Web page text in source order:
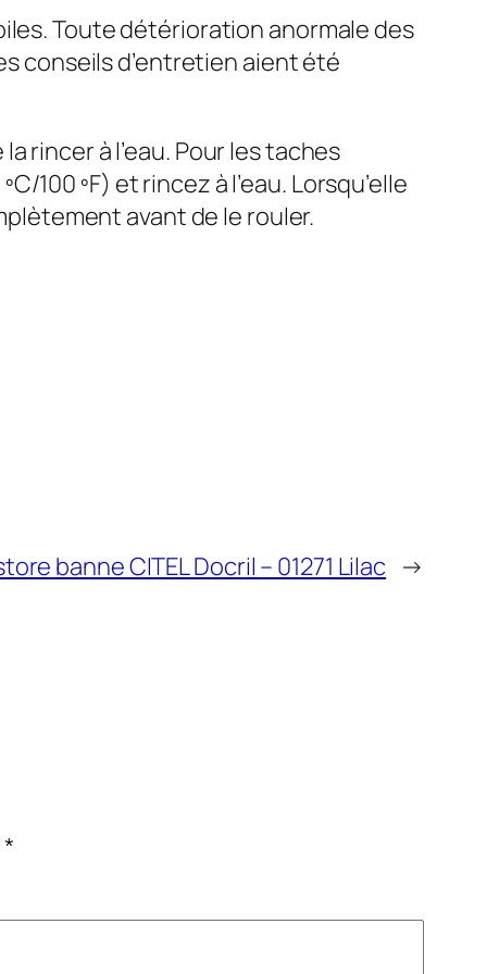
Toute détérioration anormale des
conseils d’entretien aient été
rincer à l’eau. Pour les taches
100 ºF) et rincez à l’eau. Lorsqu’elle
avant de le rouler.
banne CITEL Docril – 01271 Lilac →
*